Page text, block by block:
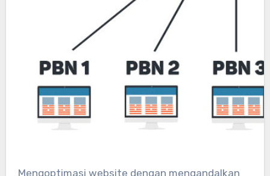
Mengoptimasi website dengan mengandalkan